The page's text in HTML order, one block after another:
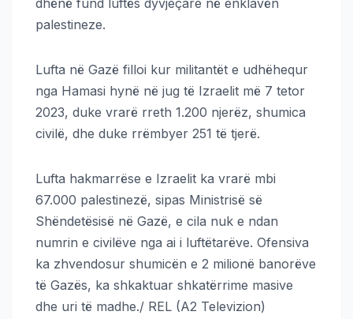
palestineze.
Lufta në Gazë filloi kur militantët e udhëhequr
nga Hamasi hynë në jug të Izraelit më 7 tetor
2023, duke vrarë rreth 1.200 njerëz, shumica
civilë, dhe duke rrëmbyer 251 të tjerë.
Lufta hakmarrëse e Izraelit ka vrarë mbi
67.000 palestinezë, sipas Ministrisë së
Shëndetësisë në Gazë, e cila nuk e ndan
numrin e civilëve nga ai i luftëtarëve. Ofensiva
ka zhvendosur shumicën e 2 milionë banorëve
të Gazës, ka shkaktuar shkatërrime masive
dhe uri të madhe./ REL (A2 Televizion)